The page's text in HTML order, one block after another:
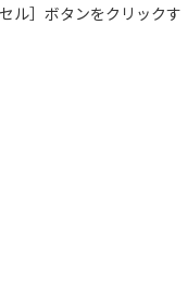
ル］ボタンをクリックす